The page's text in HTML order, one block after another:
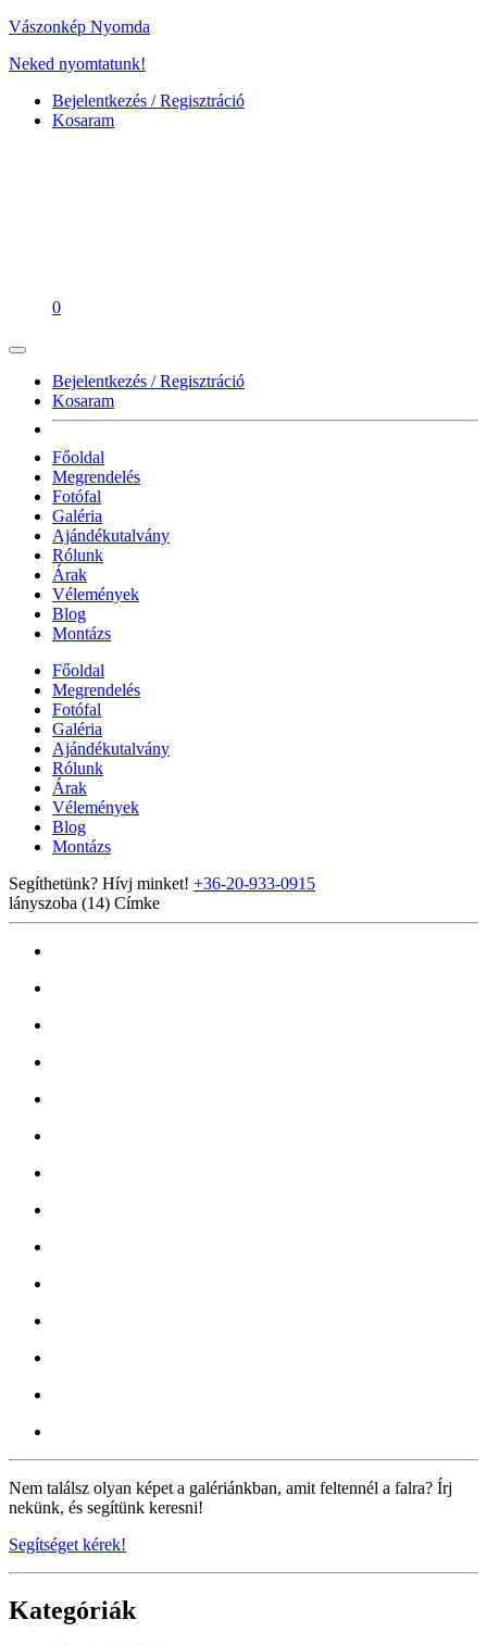
Vászonkép Nyomda
Neked nyomtatunk!
Bejelentkezés / Regisztráció
Kosaram
0
Bejelentkezés / Regisztráció
Kosaram
Főoldal
Megrendelés
Fotófal
Galéria
Ajándékutalvány
Rólunk
Árak
Vélemények
Blog
Montázs
Főoldal
Megrendelés
Fotófal
Galéria
Ajándékutalvány
Rólunk
Árak
Vélemények
Blog
Montázs
Segíthetünk? Hívj minket! +36-20-933-0915
lányszoba (14) Címke
Nem találsz olyan képet a galériánkban, amit feltennél a falra? Írj
nekünk, és segítünk keresni!
Segítséget kérek!
Kategóriák